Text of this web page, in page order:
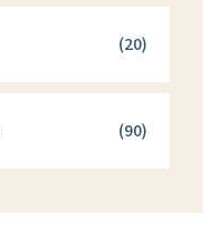
(20)
(90)